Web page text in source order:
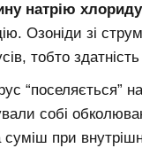
натрію
Озоніди зі
тобто
“поселяється”
собі
при